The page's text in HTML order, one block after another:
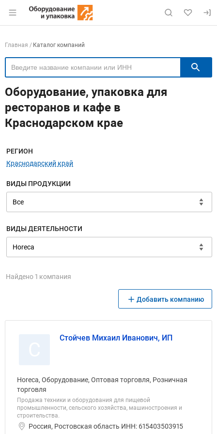
Раздел навигации по сайту eqinfo.ru
Навигация по компаниям
Главная Каталог компаний
Оборудование, упаковка для
ресторанов и кафе в
Краснодарском крае
Меню навигации
РЕГИОН
Краснодарский край
ВИДЫ ПРОДУКЦИИ
ВИДЫ ДЕЯТЕЛЬНОСТИ
Найдено 1 компания
Добавить компанию
Стойчев Михаил Иванович, ИП
Horeca, Оборудование, Оптовая торговля, Розничная
торговля
Продажа техники и оборудования для пищевой
промышленности, сельского хозяйства, машиностроения и
строительства.
Россия, Ростовская область ИНН: 615403503915